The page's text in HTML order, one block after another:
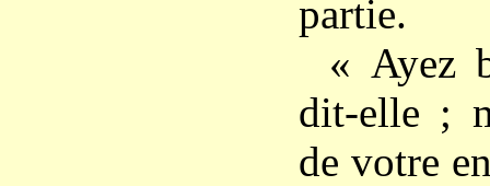
partie.
« Ayez
dit-elle ;
de votre